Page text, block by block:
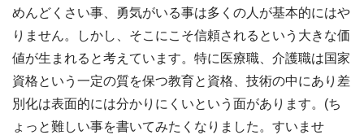
めんどくさい事、勇気がいる事は多くの人が基本的にはや
りません。しかし、そこにこそ信頼されるという大きな価
値が生まれると考えています。特に医療職、介護職は国家
資格という一定の質を保つ教育と資格、技術の中にあり差
別化は表面的には分かりにくいという面があります。(ち
ょっと難しい事を書いてみたくなりました。すいませ